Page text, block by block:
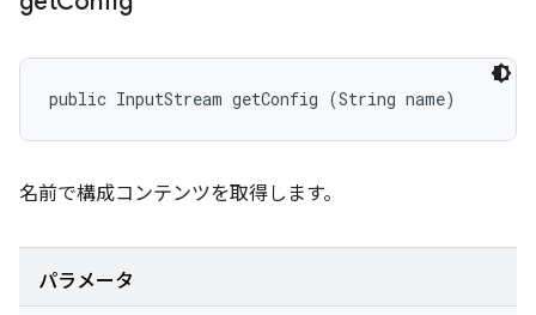
public InputStream getConfig (String name)
名前で構成コンテンツを取得します。
パラメータ